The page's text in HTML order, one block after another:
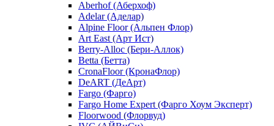
Aberhof (Аберхоф)
Adelar (Аделар)
Alpine Floor (Альпен Флор)
Art East (Арт Ист)
Berry-Alloc (Бери-Аллок)
Betta (Бетта)
CronaFloor (КронаФлор)
DeART (ДеАрт)
Fargo (Фарго)
Fargo Home Expert (Фарго Хоум Эксперт)
Floorwood (Флорвуд)